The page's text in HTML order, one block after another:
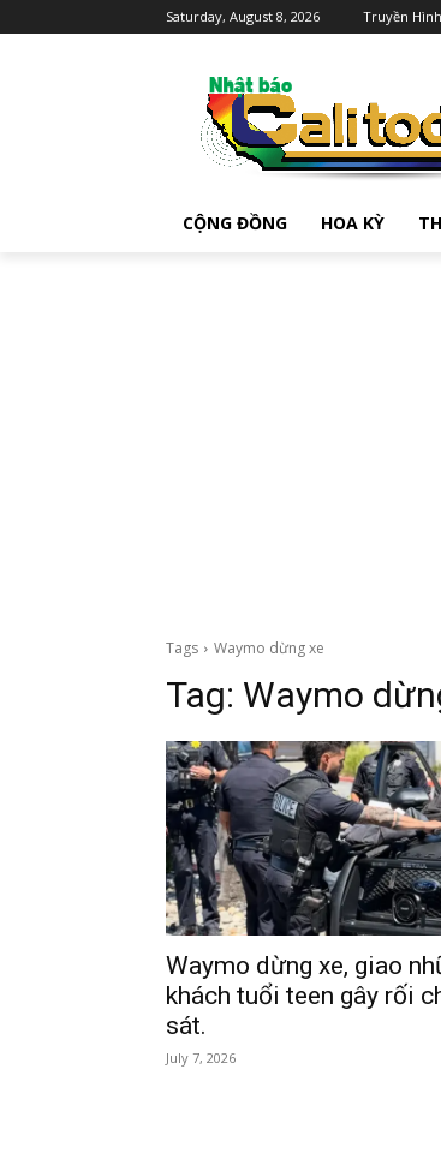
Saturday, August 8, 2026 Truyền
CỘNG ĐỒNG HOA KỲ
Tags Waymo dừng xe
Tag: Waymo
Waymo dừng xe, giao
khách tuổi teen gây rối
sát.
July 7, 2026